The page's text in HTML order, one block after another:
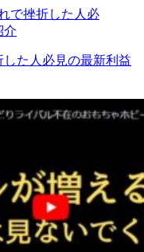
した人必見の最新利益